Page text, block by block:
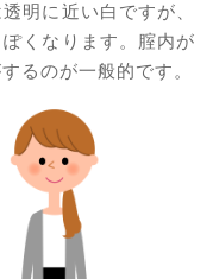
明に近い白ですが、
くなります。腟内が
るのが一般的です。